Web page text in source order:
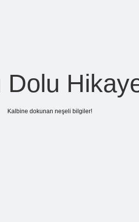
Dolu
Kalbine dokunan neşeli bilgiler!